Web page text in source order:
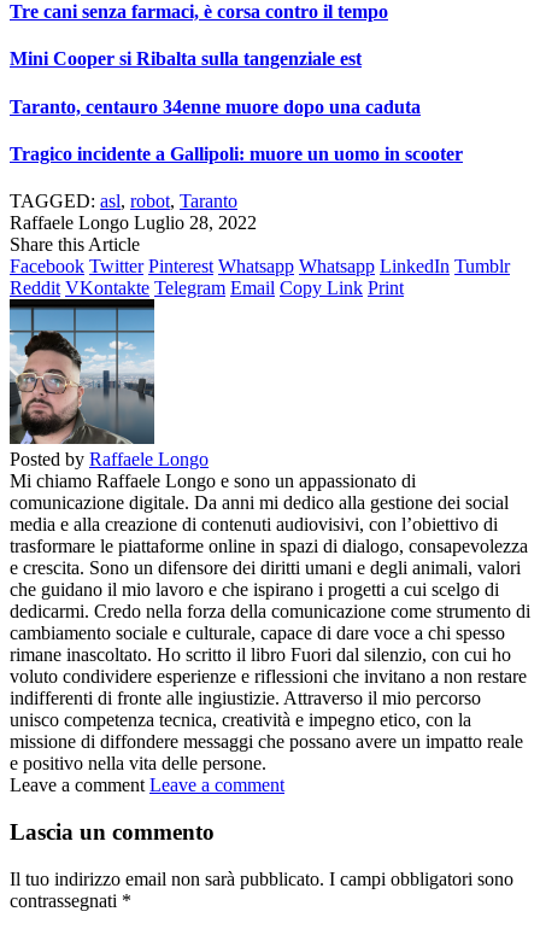
Tre cani senza farmaci, è corsa contro il tempo
Mini Cooper si Ribalta sulla tangenziale est
Taranto, centauro 34enne muore dopo una caduta
Tragico incidente a Gallipoli: muore un uomo in scooter
TAGGED: asl, robot, Taranto
Raffaele Longo Luglio 28, 2022
Share this Article
Facebook Twitter Pinterest Whatsapp Whatsapp LinkedIn Tumblr
Reddit VKontakte Telegram Email Copy Link Print
Posted by Raffaele Longo
Mi chiamo Raffaele Longo e sono un appassionato di
comunicazione digitale. Da anni mi dedico alla gestione dei social
media e alla creazione di contenuti audiovisivi, con l’obiettivo di
trasformare le piattaforme online in spazi di dialogo, consapevolezza
e crescita. Sono un difensore dei diritti umani e degli animali, valori
che guidano il mio lavoro e che ispirano i progetti a cui scelgo di
dedicarmi. Credo nella forza della comunicazione come strumento di
cambiamento sociale e culturale, capace di dare voce a chi spesso
rimane inascoltato. Ho scritto il libro Fuori dal silenzio, con cui ho
voluto condividere esperienze e riflessioni che invitano a non restare
indifferenti di fronte alle ingiustizie. Attraverso il mio percorso
unisco competenza tecnica, creatività e impegno etico, con la
missione di diffondere messaggi che possano avere un impatto reale
e positivo nella vita delle persone.
Leave a comment Leave a comment
Lascia un commento
Il tuo indirizzo email non sarà pubblicato. I campi obbligatori sono
contrassegnati *